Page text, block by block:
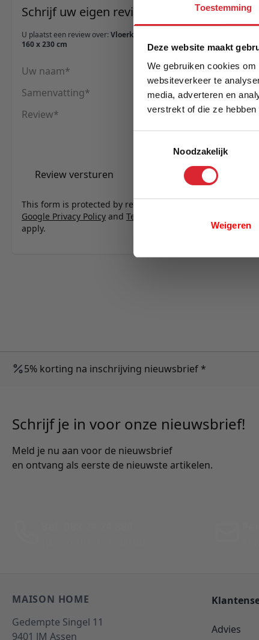
Toestemming
Deze website maakt
We gebruiken cookies
websiteverkeer te
media, adverteren en
verstrekt of die ze
Noodzakelijk
Weigeren
Schrijf uw eigen review
U plaatst een review over: Vloerkleed Alvie 7565 -
160 x 230 cm
Uw naam
Samenvatting
Review
Review versturen
This form is protected by reCAPTCHA - the
Google Privacy Policy and Terms of Service
apply.
5% korting na inschrijving nieuwsbrief *
Schrijf je in voor onze nieuwsbrief!
Meld je nu aan voor de nieuwsbrief
en ontvang als eerste de nieuwste artikelen.
MAISON HOME
Gedempte Singel 11
9401 JM Assen
Advies